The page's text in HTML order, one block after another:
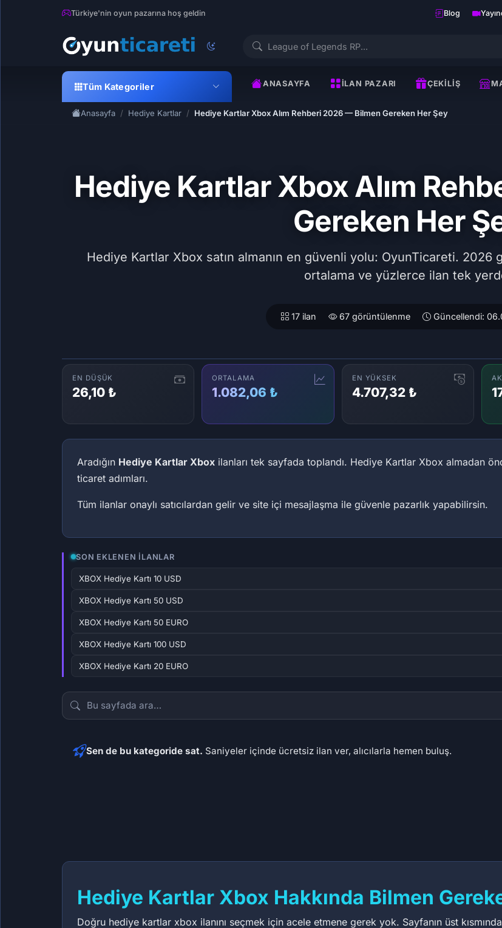
Türkiye'nin oyun pazarına hoş geldin Blog
Tüm Kategoriler ANASAYFA İLAN PAZARI ÇEKILIŞ
Anasayfa Hediye Kartlar Hediye Kartlar Xbox Alım Rehberi 2026 — Bilmen Gereken Her Şey
Hediye Kartlar Xbox Alım
Gereken Her
Hediye Kartlar Xbox satın almanın en güvenli yolu: OyunTicareti. 2026
ortalama ve yüzlerce ilan tek
17 ilan 67 görüntülenme Güncellendi:
EN DÜŞÜK
26,10 ₺
ORTALAMA
1.082,06 ₺
EN YÜKSEK
4.707,32 ₺
Aradığın Hediye Kartlar Xbox ilanları tek sayfada toplandı. Hediye Kartlar Xbox almadan
ticaret adımları.
Tüm ilanlar onaylı satıcılardan gelir ve site içi mesajlaşma ile güvenle pazarlık yapabilirsin.
SON EKLENEN İLANLAR
XBOX Hediye Kartı 10 USD
XBOX Hediye Kartı 50 USD
XBOX Hediye Kartı 50 EURO
XBOX Hediye Kartı 100 USD
XBOX Hediye Kartı 20 EURO
Sen de bu kategoride sat. Saniyeler içinde ücretsiz ilan ver, alıcılarla hemen buluş.
Hediye Kartlar Xbox Hakkında Bilmen
Doğru hediye kartlar xbox ilanını seçmek için acele etmene gerek yok. Sayfanın üst